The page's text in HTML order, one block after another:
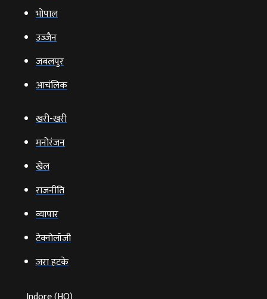
भोपाल
उज्‍जैन
जबलपुर
आचंलिक
खरी-खरी
मनोरंजन
खेल
राजनीति
व्‍यापार
टेक्‍नोलॉजी
ज़रा हटके